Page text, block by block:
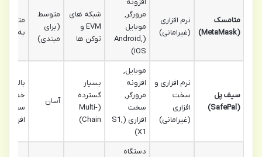
متامسک
(MetaMask)
نرم افزاری
(غیرامانی)
مرورگر,
موبایل
(Android,
iOS)
شبکه های
EVM و
توکن ها
متوسط
(برای
مبتدی)
متوسط
به بالا
سیف پل
(SafePal)
نرم افزاری و
سخت
افزاری
(غیرامانی)
موبایل,
افزونه
مرورگر,
سخت
افزاری (S1,
X1)
بسیار
گسترده
(Multi-
Chain)
آسان
بالا (به
سخت
افزاری)
دستگاه